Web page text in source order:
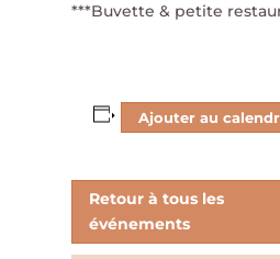
***Buvette & petite
Ajouter au
Retour à tous les
événements